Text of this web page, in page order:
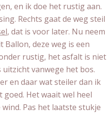
en ik doe het rustig aan.
Rechts gaat de weg steil
, dat is voor later. Nu neem
deze weg is een
rustig, het asfalt is niet
vanwege het bos.
en daar wat steiler dan ik
Het waait wel heel
Pas het laatste stukje